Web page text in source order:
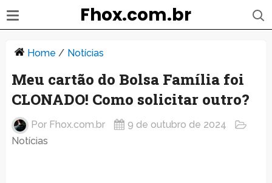
Fhox.com.br
Home / Notícias
Meu cartão do Bolsa Família foi
CLONADO! Como solicitar outro?
Por Fhox.com.br
9 de outubro de 2024
Notícias